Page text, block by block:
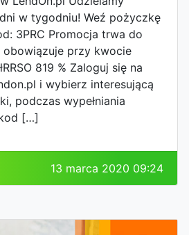
w tygodniu! Weź pożyczkę
3PRC Promocja trwa do
obowiązuje przy kwocie
819 % Zaloguj się na
i wybierz interesującą
podczas wypełniania
[…]
13 marca 2020 09:24